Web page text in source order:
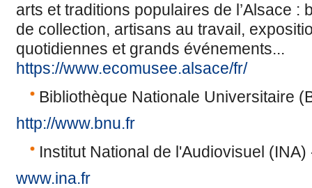
arts et traditions populaires de l’Alsace :
de collection, artisans au travail,
quotidiennes et grands événements...
https://www.ecomusee.alsace/fr/
Bibliothèque Nationale Universitaire
http://www.bnu.fr
Institut National de l'Audiovisuel (INA)
www.ina.fr